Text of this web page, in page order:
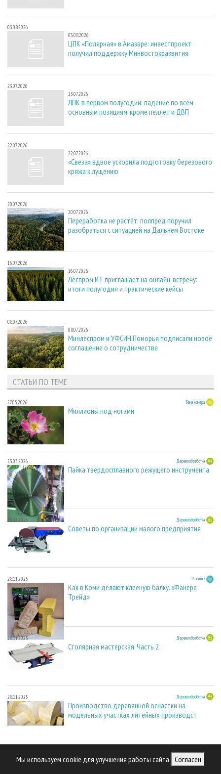
Мы используем cookie для улучшения работы сайта Согласен
03.08.2026
03.08.2026
ЦПК «Полярная» в Амазаре: инвестпроект
получил поддержку Минвостокразвития
23.07.2026
23.07.2026
ЛПК в первом полугодии: падение по всем
основным позициям, кроме пеллет и ДВП
22.07.2026
22.07.2026
«Свеза» вдвое ускорила подготовку березового
кряжа к лущению
20.07.2026
20.07.2026
Переработка не растёт: полпред поручил
разобраться с ситуацией на Дальнем Востоке
16.07.2026
16.07.2026
Леспром.ИТ приглашает на онлайн-встречу:
итоги полугодия и практические кейсы
08.07.2026
08.07.2026
Минлеспром и УФСИН Поморья подписали новое
соглашение о сотрудничестве
СТАТЬИ ПО ТЕМЕ
27.05.2026 Тема номера
Миллионы под ногами
23.03.2026 Деревообработка
Пайка твердосплавного режущего инструмента
23.03.2026 Деревообработка
Советы по организации малого предприятия
28.11.2025 Развитие
Как в Коми делают клееную балку. «Фанера
Трейд»
28.11.2025 Деревообработка
Столярная мастерская. Часть 2
28.11.2025 Деревообработка
Производство деревянной оснастки на
модельных участках литейных производст
04.10.2025 В центре внимания
Биоуголь для производства ферросплавов